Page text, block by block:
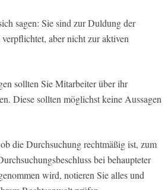
sagen: Sie sind zur Duldung der
aber nicht zur aktiven
sollten Sie Mitarbeiter über ihr
Diese sollten möglichst keine Aussagen
die Durchsuchung rechtmäßig ist, zum
bei behaupteter
wird, notieren Sie alles und